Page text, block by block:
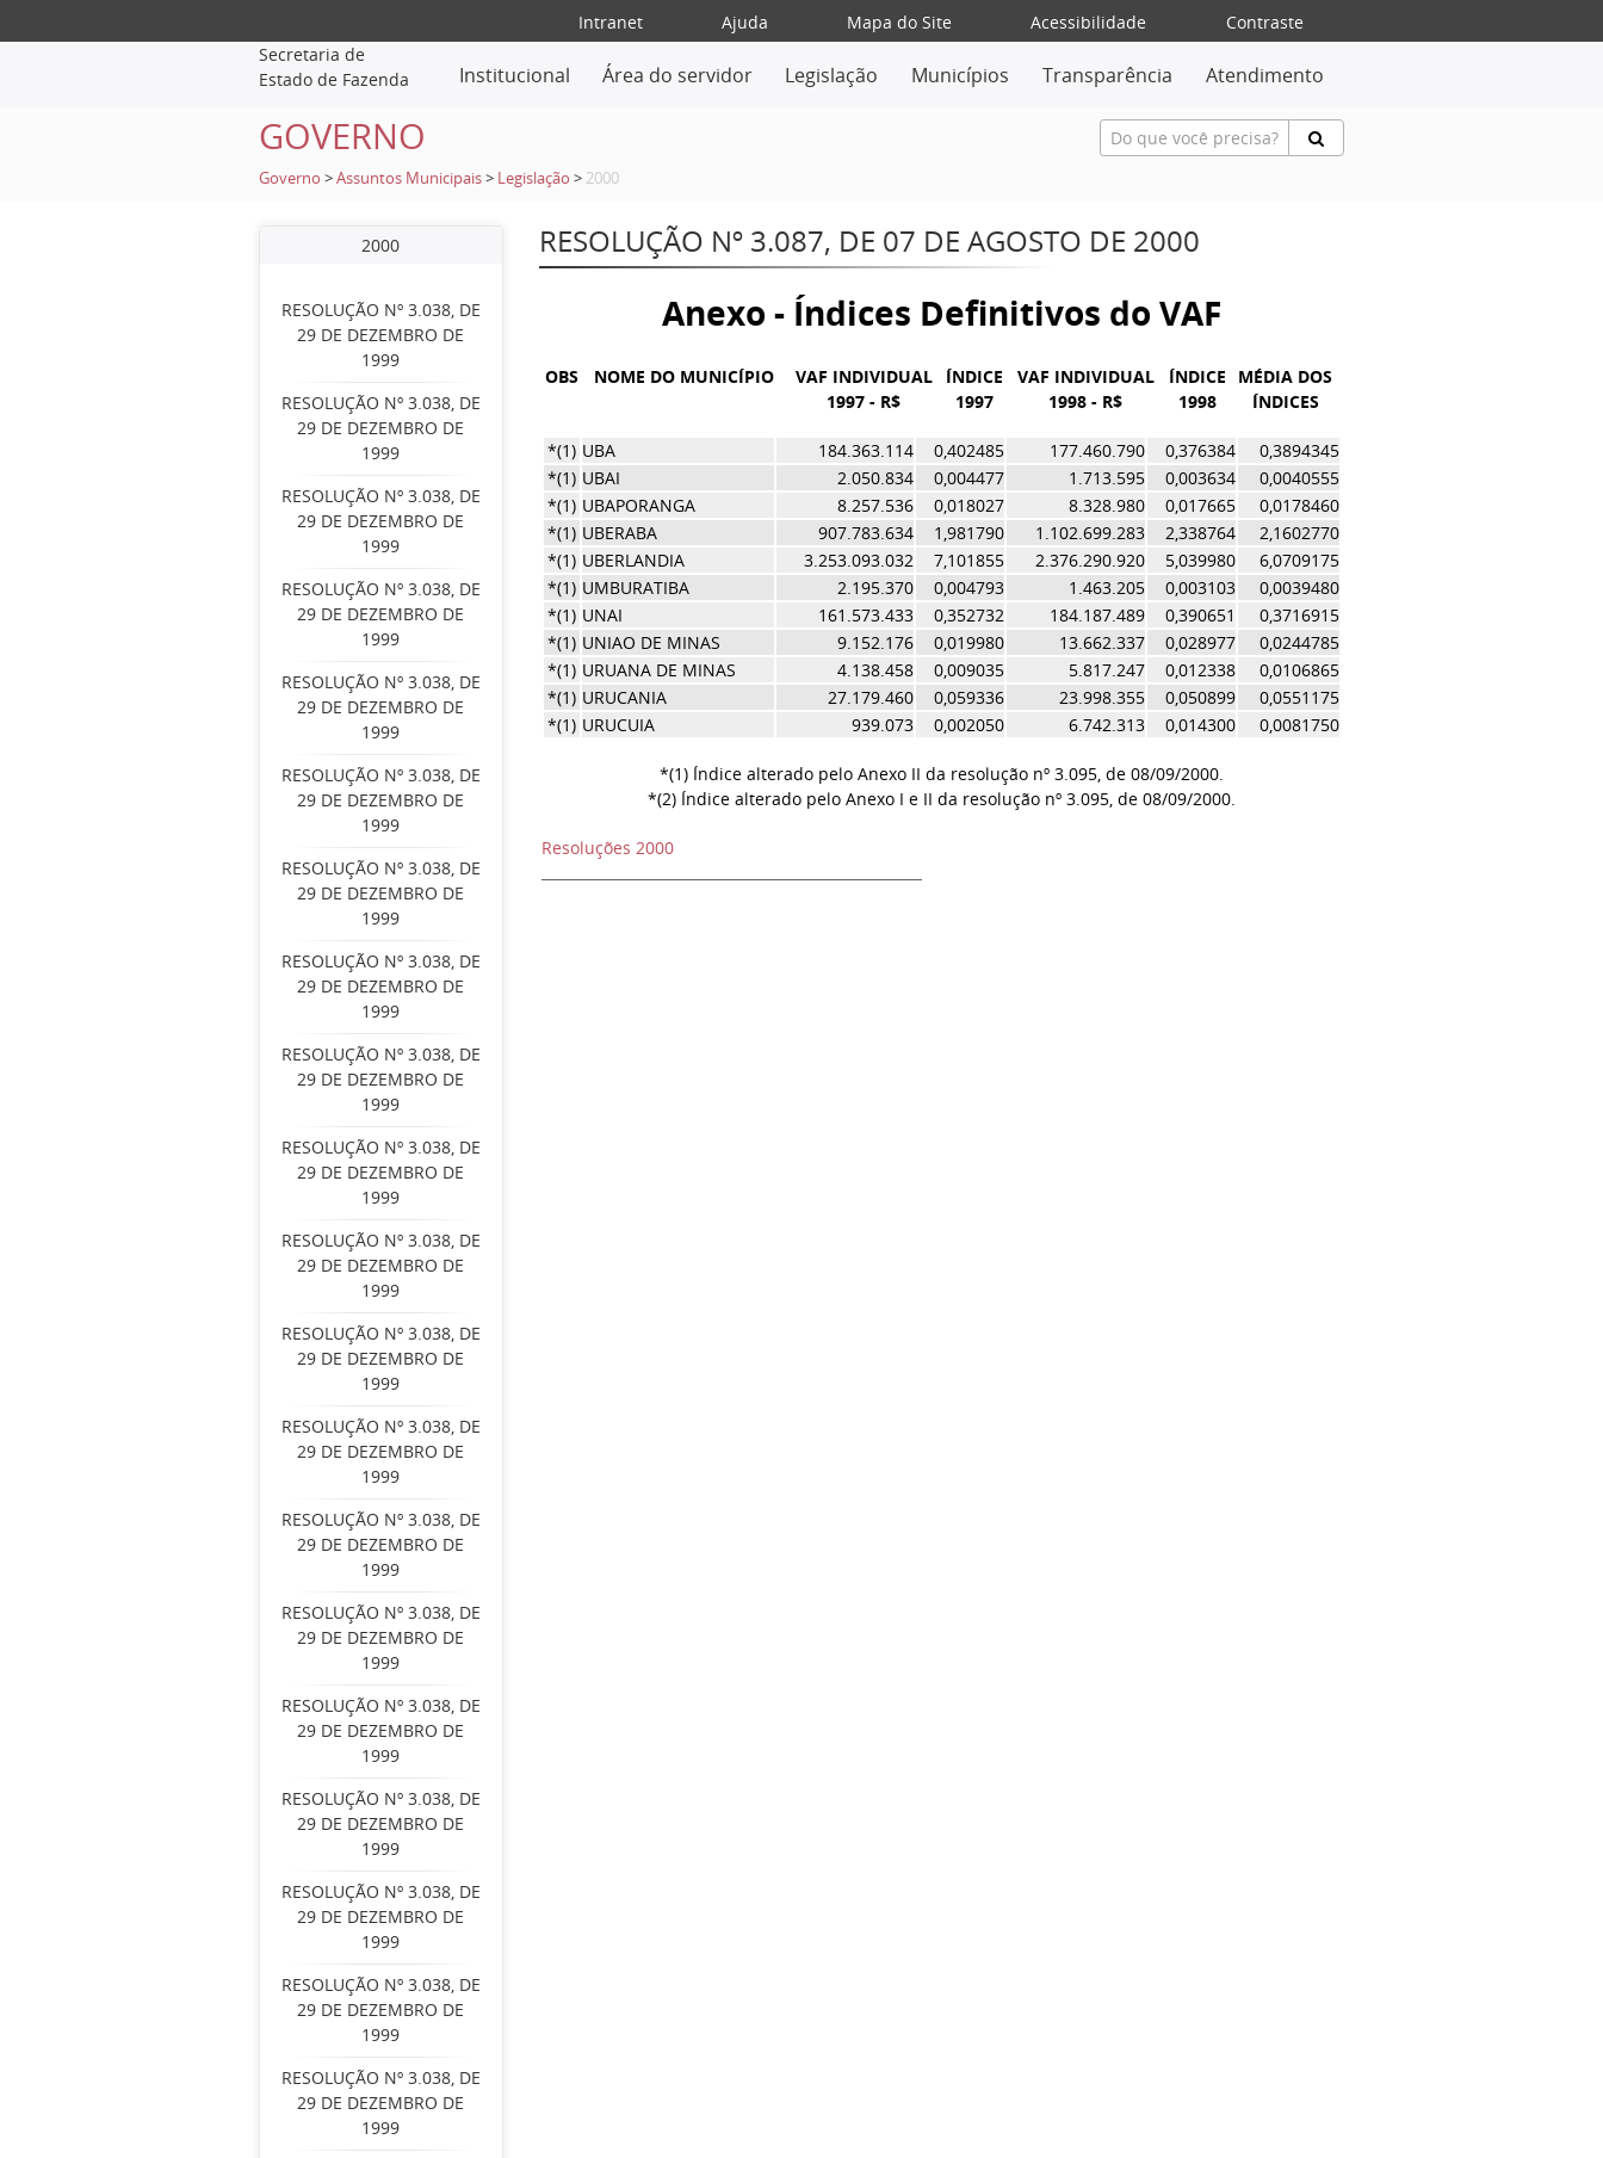
Intranet Ajuda Mapa do Site Acessibilidade
Contraste
Secretaria de
Estado de Fazenda
Institucional Área do servidor Legislação Municípios Transparência Atendimento
GOVERNO
Governo >Assuntos Municipais > Legislação > 2000
2000
RESOLUÇÃO Nº 3.038, DE
29 DE DEZEMBRO DE
1999
RESOLUÇÃO Nº 3.038, DE
29 DE DEZEMBRO DE
1999
RESOLUÇÃO Nº 3.038, DE
29 DE DEZEMBRO DE
1999
RESOLUÇÃO Nº 3.038, DE
29 DE DEZEMBRO DE
1999
RESOLUÇÃO Nº 3.038, DE
29 DE DEZEMBRO DE
1999
RESOLUÇÃO Nº 3.038, DE
29 DE DEZEMBRO DE
1999
RESOLUÇÃO Nº 3.038, DE
29 DE DEZEMBRO DE
1999
RESOLUÇÃO Nº 3.038, DE
29 DE DEZEMBRO DE
1999
RESOLUÇÃO Nº 3.038, DE
29 DE DEZEMBRO DE
1999
RESOLUÇÃO Nº 3.038, DE
29 DE DEZEMBRO DE
1999
RESOLUÇÃO Nº 3.038, DE
29 DE DEZEMBRO DE
1999
RESOLUÇÃO Nº 3.038, DE
29 DE DEZEMBRO DE
1999
RESOLUÇÃO Nº 3.038, DE
29 DE DEZEMBRO DE
1999
RESOLUÇÃO Nº 3.038, DE
29 DE DEZEMBRO DE
1999
RESOLUÇÃO Nº 3.038, DE
29 DE DEZEMBRO DE
1999
RESOLUÇÃO Nº 3.038, DE
29 DE DEZEMBRO DE
1999
RESOLUÇÃO Nº 3.038, DE
29 DE DEZEMBRO DE
1999
RESOLUÇÃO Nº 3.038, DE
29 DE DEZEMBRO DE
1999
RESOLUÇÃO Nº 3.038, DE
29 DE DEZEMBRO DE
1999
RESOLUÇÃO Nº 3.038, DE
29 DE DEZEMBRO DE
1999
RESOLUÇÃO Nº 3.087, DE 07 DE AGOSTO DE 2000
Anexo - Índices Definitivos do VAF
OBS NOME DO MUNICÍPIO
VAF INDIVIDUAL
1997 - R$
ÍNDICE
1997
VAF INDIVIDUAL
1998 - R$
ÍNDICE
1998
MÉDIA DOS
ÍNDICES
*(1) UBA 184.363.114 0,402485 177.460.790 0,376384
0,3894345
*(1) UBAI 2.050.834 0,004477 1.713.595 0,003634
0,0040555
*(1) UBAPORANGA 8.257.536 0,018027 8.328.980 0,017665
0,0178460
*(1) UBERABA 907.783.634 1,981790 1.102.699.283 2,338764
2,1602770
*(1) UBERLANDIA 3.253.093.032 7,101855 2.376.290.920 5,039980
6,0709175
*(1) UMBURATIBA 2.195.370 0,004793 1.463.205 0,003103
0,0039480
*(1) UNAI 161.573.433 0,352732 184.187.489 0,390651
0,3716915
*(1) UNIAO DE MINAS 9.152.176 0,019980 13.662.337 0,028977
0,0244785
*(1) URUANA DE MINAS 4.138.458 0,009035 5.817.247 0,012338
0,0106865
*(1) URUCANIA 27.179.460 0,059336 23.998.355 0,050899
0,0551175
*(1) URUCUIA 939.073 0,002050 6.742.313 0,014300 0,0081750
*(1) Índice alterado pelo Anexo II da resolução nº 3.095, de 08/09/2000.
*(2) Índice alterado pelo Anexo I e II da resolução nº 3.095, de 08/09/2000.
Resoluções 2000